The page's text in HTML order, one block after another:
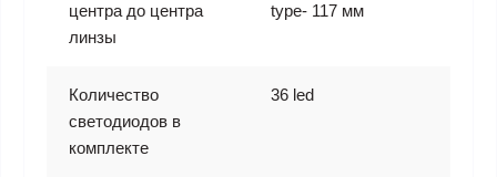
центра до центра
линзы
type- 117 мм
Количество
светодиодов в
комплекте
36 led